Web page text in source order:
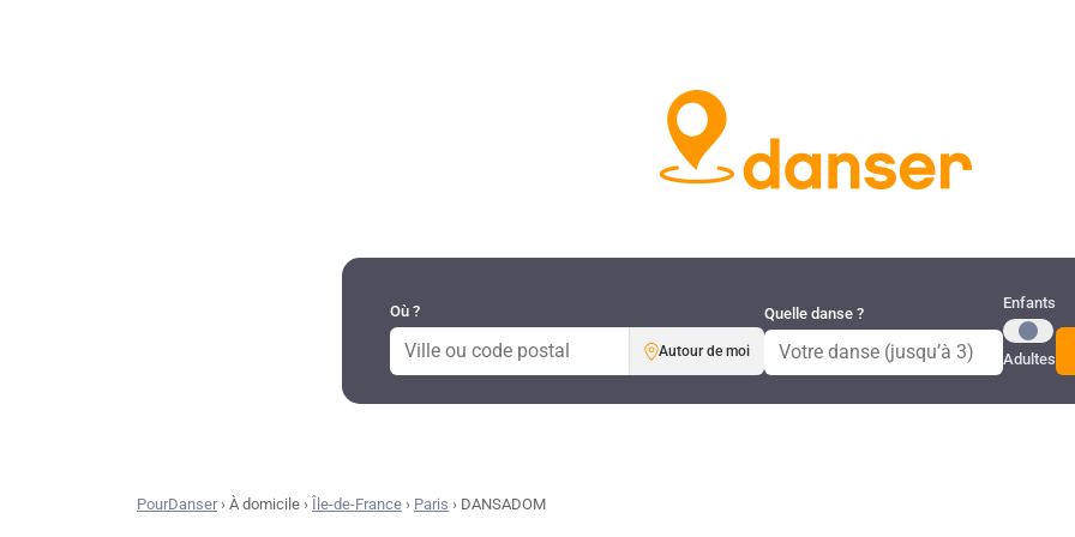
Où ?
Autour de moi
Quelle danse ?
Enfants
Adultes
PourDanser› À domicile › Île-de-France › Paris › DANSADOM